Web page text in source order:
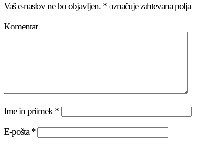
Vaš e-naslov ne bo objavljen. *označuje zahtevana polja
Komentar
Ime in priimek *
E-pošta*